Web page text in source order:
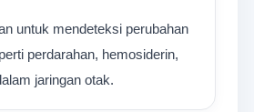
untuk mendeteksi perubahan
perdarahan, hemosiderin,
jaringan otak.